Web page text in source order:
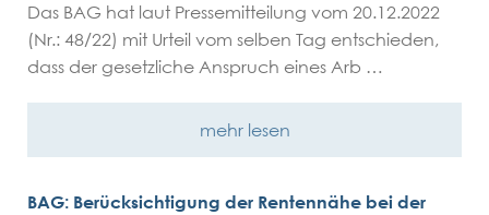
Das BAG hat laut Pressemitteilung vom 20.12.2022
(Nr.: 48/22) mit Urteil vom selben Tag entschieden,
dass der gesetzliche Anspruch eines Arb …
mehr lesen
BAG: Berücksichtigung der Rentennähe bei der